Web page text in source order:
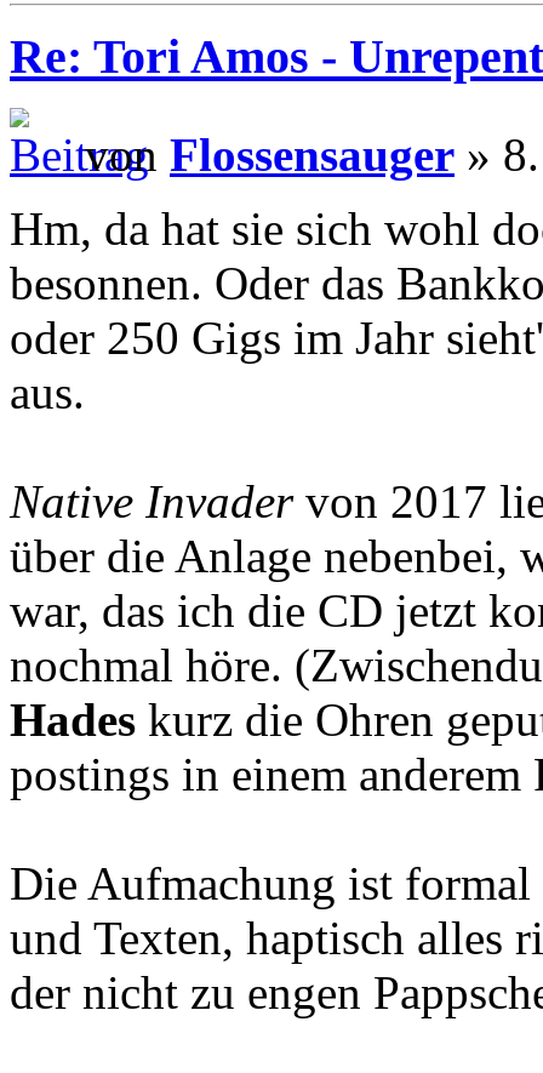
Re: Tori Amos -
von Flossensauger »
Hm, da hat sie sich wohl
besonnen. Oder das
oder 250 Gigs im Jahr
aus.
Native Invadervon 2017
über die Anlage nebenbei,
war, das ich die CD jetzt
nochmal höre.
Hades kurz die Ohren
postings in einem anderem
Die Aufmachung ist
und Texten, haptisch alles
der nicht zu engen